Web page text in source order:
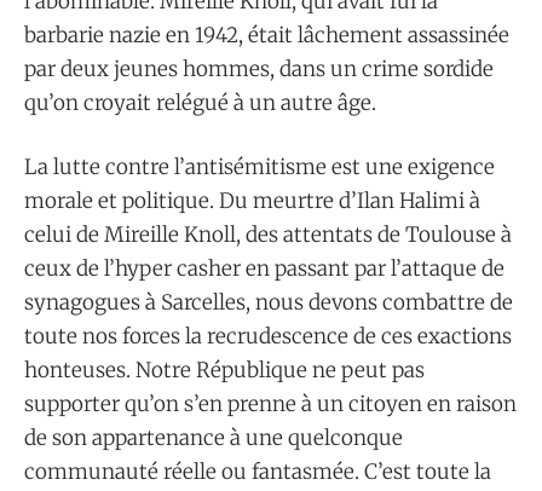
barbarie nazie en 1942, était lâchement assassinée
par deux jeunes hommes, dans un crime sordide
qu’on croyait relégué à un autre âge.
La lutte contre l’antisémitisme est une exigence
morale et politique. Du meurtre d’Ilan Halimi à
celui de Mireille Knoll, des attentats de Toulouse à
ceux de l’hyper casher en passant par l’attaque de
synagogues à Sarcelles, nous devons combattre de
toute nos forces la recrudescence de ces exactions
honteuses. Notre République ne peut pas
supporter qu’on s’en prenne à un citoyen en raison
de son appartenance à une quelconque
communauté réelle ou fantasmée. C’est toute la